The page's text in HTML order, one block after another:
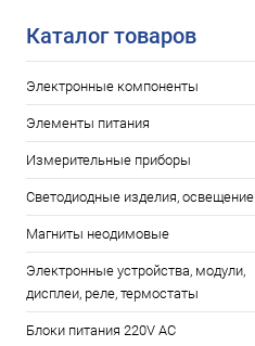
Каталог товаров
Электронные компоненты
Элементы питания
Измерительные приборы
Светодиодные изделия, освещение
Магниты неодимовые
Электронные устройства, модули,
дисплеи, реле, термостаты
Блоки питания 220V AC